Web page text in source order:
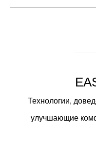
Технологии,
улучшающие